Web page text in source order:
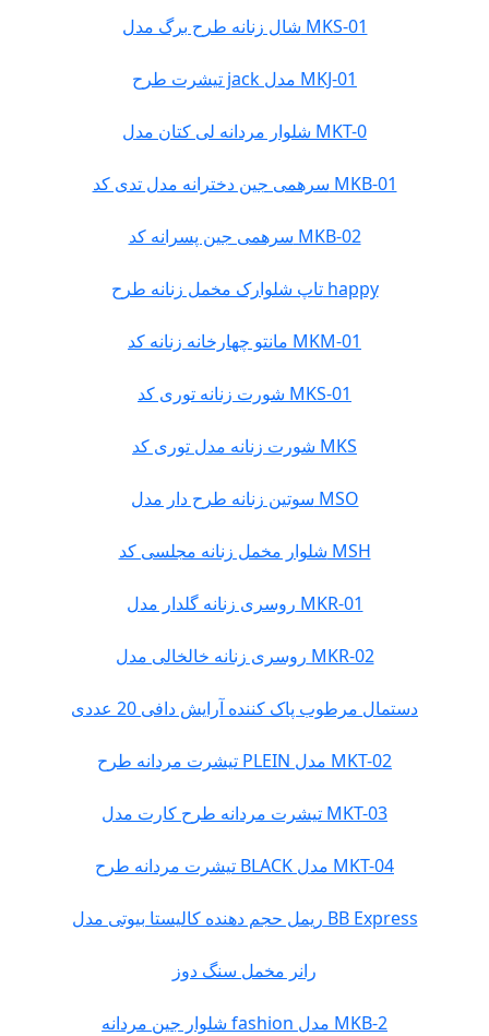
شال زنانه طرح برگ مدل MKS-01
تیشرت طرح jack مدل MKJ-01
شلوار مردانه لی کتان مدل MKT-0
سرهمی جین دخترانه مدل تدی کد MKB-01
سرهمی جین پسرانه کد MKB-02
تاپ شلوارک مخمل زنانه طرح happy
مانتو چهارخانه زنانه کد MKM-01
شورت زنانه توری کد MKS-01
شورت زنانه مدل توری کد MKS
سوتین زنانه طرح دار مدل MSO
شلوار مخمل زنانه مجلسی کد MSH
روسری زنانه گلدار مدل MKR-01
روسری زنانه خالخالی مدل MKR-02
دستمال مرطوب پاک کننده آرایش دافی 20 عددی
تیشرت مردانه طرح PLEIN مدل MKT-02
تیشرت مردانه طرح کارت مدل MKT-03
تیشرت مردانه طرح BLACK مدل MKT-04
ریمل حجم دهنده کالیستا بیوتی مدل BB Express
رانر مخمل سنگ دوز
شلوار جین مردانه fashion مدل MKB-2